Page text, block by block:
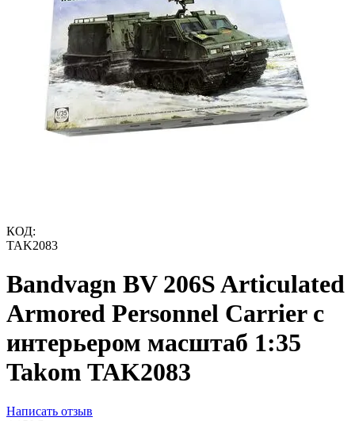
КОД:
TAK2083
Bandvagn BV 206S Articulated
Armored Personnel Carrier с
интерьером масштаб 1:35
Takom TAK2083
Написать отзыв